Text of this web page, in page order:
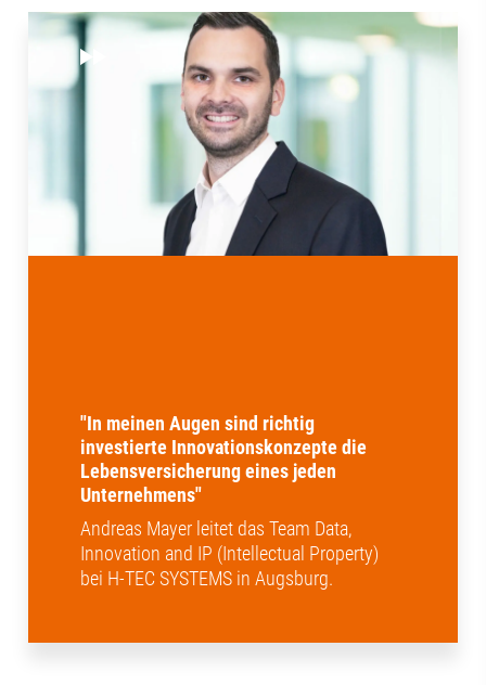
"In meinen Augen sind richtig
investierte Innovationskonzepte die
Lebensversicherung eines jeden
Unternehmens"
Andreas Mayer leitet das Team Data,
Innovation and IP (Intellectual Property)
bei H-TEC SYSTEMS in Augsburg.